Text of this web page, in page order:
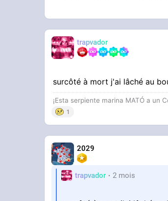
Et l'humour de la série aussi
trapvador
surcôté à mort j'ai lâché au
¡Esta serpiente marina MATÓ a un
1
2029
trapvador 2 mois